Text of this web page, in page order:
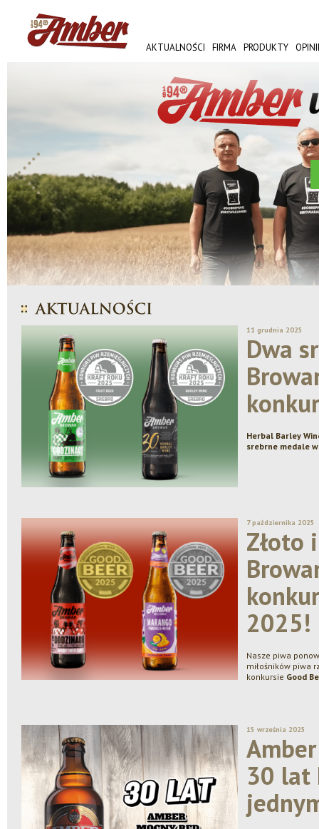
AKTUALNOŚCI FIRMA PRODUKTY
AMBER FEST
11 grudnia 2025
Dwa
Herbal Barley
srebrne medale
7 października 2025
Złoto
2025!
Nasze piwa
miłośników piwa
konkursie Good
15 września 2025
30 lat